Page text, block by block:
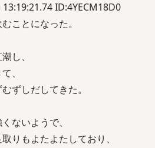
ID:4YECM18D0
ことになった。
し、
、
ずしだしてきた。
ないようで、
りもよたよたしており、